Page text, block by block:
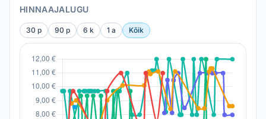
HINNAAJALUGU
30 p 90 p 6 k 1 a Kõik